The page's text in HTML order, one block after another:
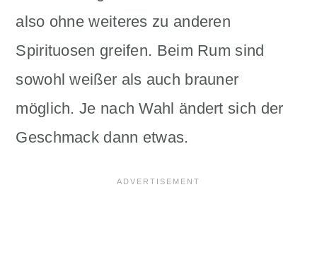
also ohne weiteres zu anderen
Spirituosen greifen. Beim Rum sind
sowohl weißer als auch brauner
möglich. Je nach Wahl ändert sich der
Geschmack dann etwas.